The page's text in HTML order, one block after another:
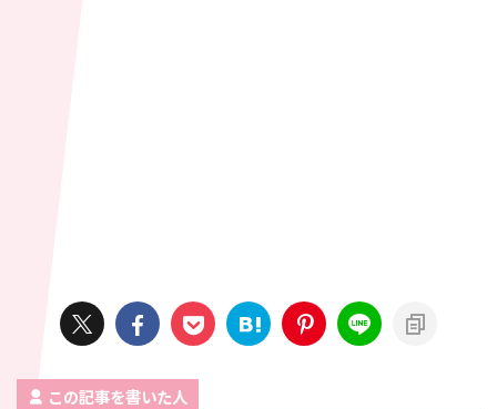
この記事を書いた人